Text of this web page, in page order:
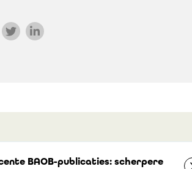
BAOB-publicaties: scherpere